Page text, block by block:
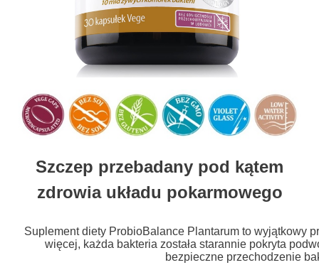
Szczep przebadany pod kątem
zdrowia układu pokarmowego
Suplement diety ProbioBalance Plantarum to wyjątkowy
więcej, każda bakteria została starannie pokryta
bezpieczne przechodzenie